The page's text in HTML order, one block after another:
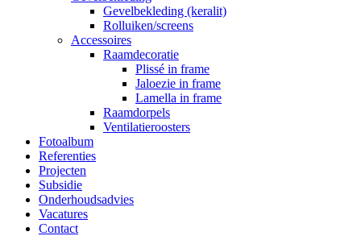
Gevelbekleding (keralit)
Rolluiken/screens
Accessoires
Raamdecoratie
Plissé in frame
Jaloezie in frame
Lamella in frame
Raamdorpels
Ventilatieroosters
Fotoalbum
Referenties
Projecten
Subsidie
Onderhoudsadvies
Vacatures
Contact